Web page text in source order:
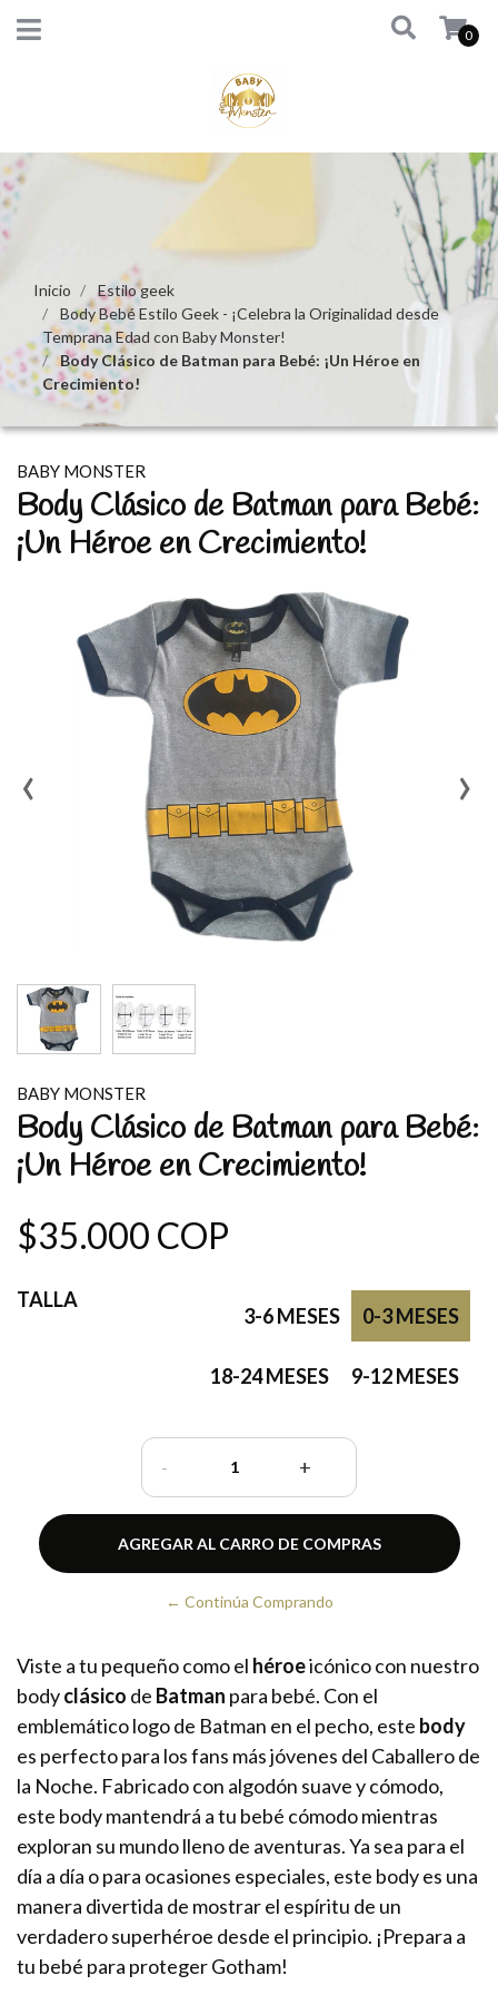
0
Inicio
Estilo geek
Body Bebé Estilo Geek - ¡Celebra la Originalidad desde
Temprana Edad con Baby Monster!
Body Clásico de Batman para Bebé: ¡Un Héroe en
Crecimiento!
BABY MONSTER
Body Clásico de Batman para Bebé:
¡Un Héroe en Crecimiento!
‹ ›
BABY MONSTER
Body Clásico de Batman para Bebé:
¡Un Héroe en Crecimiento!
$35.000 COP
TALLA
0-3 MESES
3-6 MESES
9-12 MESES
18-24 MESES
- +
← Continúa Comprando
Viste a tu pequeño como el héroeicónico con nuestro
bodyclásico de Batman para bebé. Con el
emblemático logo de Batman en el pecho, este body
es perfecto para los fans más jóvenes del Caballero de
la Noche. Fabricado con algodón suave y cómodo,
este body mantendrá a tu bebé cómodo mientras
exploran su mundo lleno de aventuras. Ya sea para el
día a día o para ocasiones especiales, este body es una
manera divertida de mostrar el espíritu de un
verdadero superhéroe desde el principio. ¡Prepara a
tu bebé para proteger Gotham!